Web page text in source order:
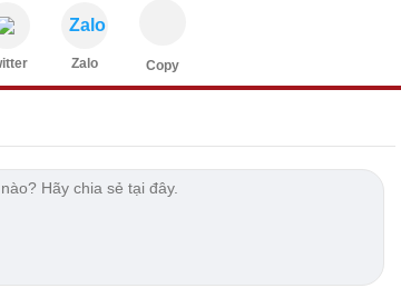
Zalo
Zalo Copy